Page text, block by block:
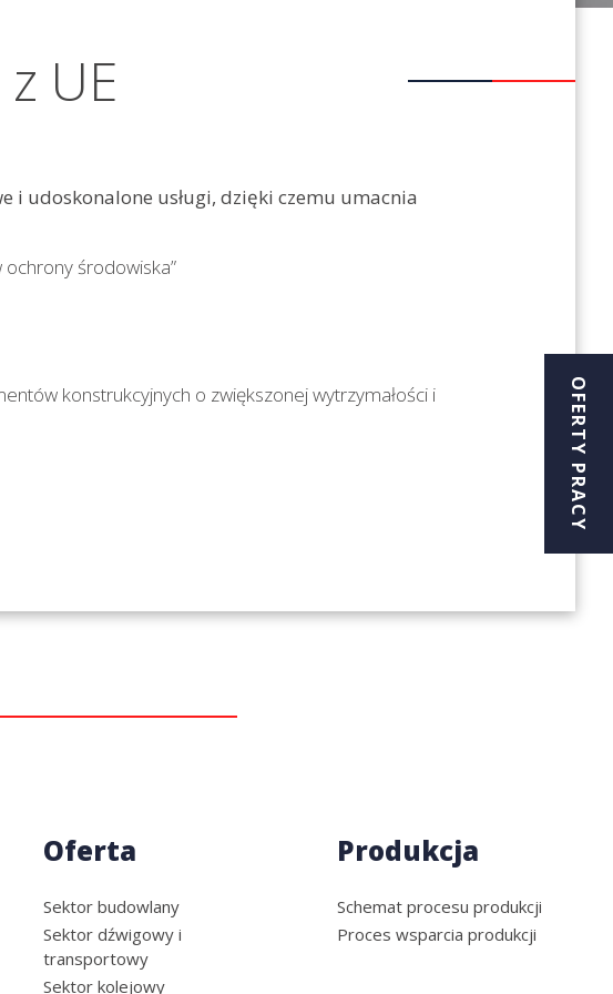
OFERTY PRACY
UE
i udoskonalone usługi, dzięki czemu umacnia
środowiska”
konstrukcyjnych o zwiększonej wytrzymałości i
Oferta
Sektor budowlany
Sektor dźwigowy i
transportowy
Sektor kolejowy
Produkcja
Schemat procesu produkcji
Proces wsparcia produkcji